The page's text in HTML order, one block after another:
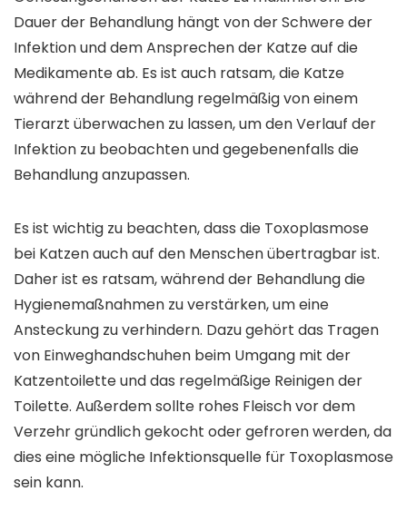
Dauer der Behandlung hängt von der Schwere der
Infektion und dem Ansprechen der Katze auf die
Medikamente ab. Es ist auch ratsam, die Katze
während der Behandlung regelmäßig von einem
Tierarzt überwachen zu lassen, um den Verlauf der
Infektion zu beobachten und gegebenenfalls die
Behandlung anzupassen.
Es ist wichtig zu beachten, dass die Toxoplasmose
bei Katzen auch auf den Menschen übertragbar ist.
Daher ist es ratsam, während der Behandlung die
Hygienemaßnahmen zu verstärken, um eine
Ansteckung zu verhindern. Dazu gehört das Tragen
von Einweghandschuhen beim Umgang mit der
Katzentoilette und das regelmäßige Reinigen der
Toilette. Außerdem sollte rohes Fleisch vor dem
Verzehr gründlich gekocht oder gefroren werden, da
dies eine mögliche Infektionsquelle für Toxoplasmose
sein kann.